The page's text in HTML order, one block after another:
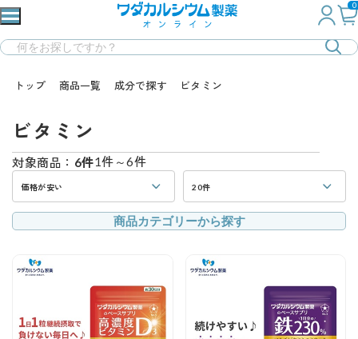
0
トップ 商品一覧 成分で探す ビタミン
ビタミン
対象商品： 6件1件～6件
20件
価格が安い
商品カテゴリーから探す